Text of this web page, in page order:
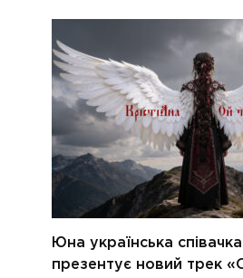
Юна українська
презентує новий трек